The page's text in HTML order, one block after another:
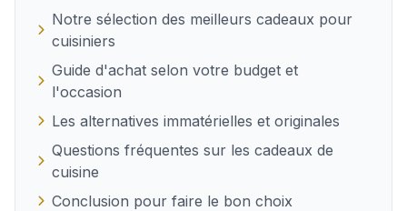
Notre sélection des meilleurs cadeaux pour
cuisiniers
Guide d'achat selon votre budget et
l'occasion
Les alternatives immatérielles et originales
Questions fréquentes sur les cadeaux de
cuisine
Conclusion pour faire le bon choix